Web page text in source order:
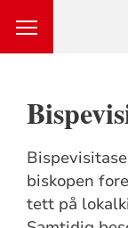
biskopen
tett på